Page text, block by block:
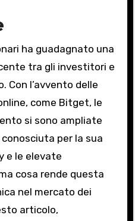
tra gli investitori e
Con l’avvento delle
come Bitget, le
si sono ampliate
per la sua
e le elevate
cosa rende questa
nel mercato dei
articolo,